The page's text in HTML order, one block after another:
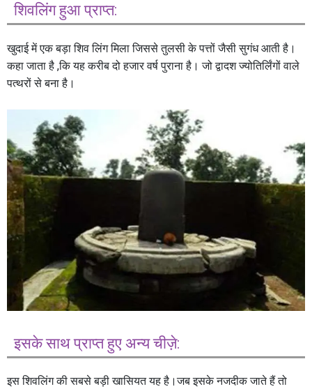
शिवलिंग हुआ प्राप्त:
खुदाई में एक बड़ा शिव लिंग मिला जिससे तुलसी के पत्तों जैसी सुगंध आती है।
कहा जाता है ,कि यह करीब दो हजार वर्ष पुराना है। जो द्वादश ज्योतिर्लिंगों वाले
पत्थरों से बना है।
इसके साथ प्राप्त हुए अन्य चीज़े:
इस शिवलिंग की सबसे बड़ी खासियत यह है।जब इसके नजदीक जाते हैं तो